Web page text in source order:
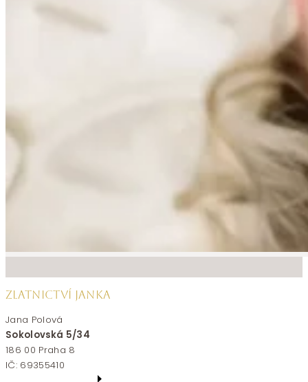
ZLATNICTVÍ JANKA
Jana Polová
Sokolovská 5/34
186 00 Praha 8
IČ: 69355410